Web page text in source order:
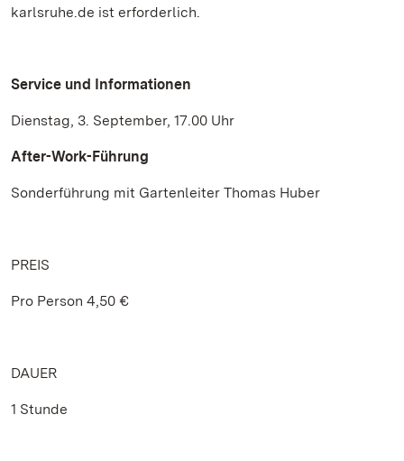
karlsruhe.de ist erforderlich.
Service und Informationen
Dienstag, 3. September, 17.00 Uhr
After-Work-Führung
Sonderführung mit Gartenleiter Thomas Huber
PREIS
Pro Person 4,50 €
DAUER
1 Stunde